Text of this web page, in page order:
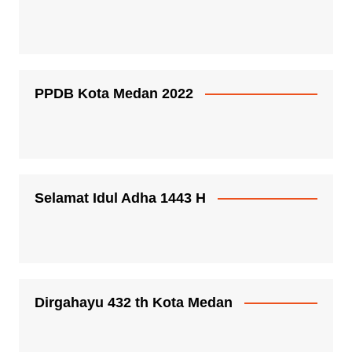
PPDB Kota Medan 2022
Selamat Idul Adha 1443 H
Dirgahayu 432 th Kota Medan